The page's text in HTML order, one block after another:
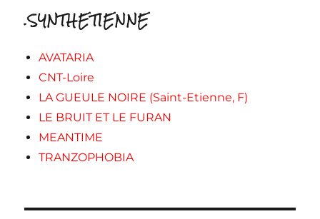
.SYNTHETIENNE
AVATARIA
CNT-Loire
LA GUEULE NOIRE (Saint-Etienne, F)
LE BRUIT ET LE FURAN
MEANTIME
TRANZOPHOBIA